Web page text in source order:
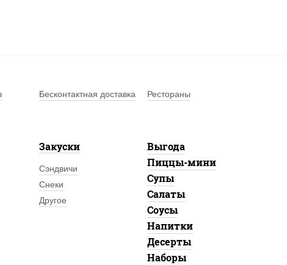
Бесконтактная доставка
Рестораны
Закуски
Сэндвичи
Снеки
Другое
Выгода
Пиццы-мини
Супы
Салаты
Соусы
Напитки
Десерты
Наборы